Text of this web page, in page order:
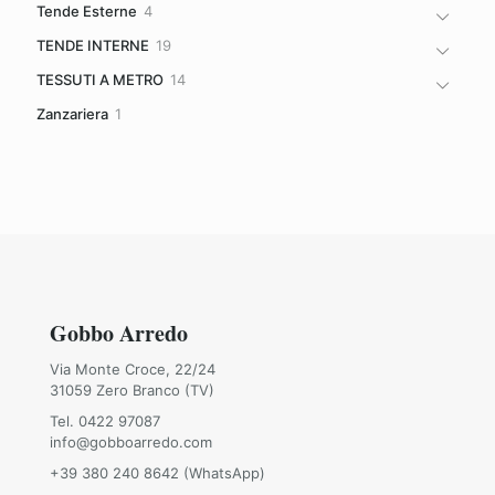
Tende Esterne 44
TENDE INTERNE 1919
TESSUTI A METRO 1414
Zanzariera 1
Gobbo Arredo
Via Monte Croce, 22/24
31059 Zero Branco (TV)
Tel. 0422 97087
info@gobboarredo.com
+39 380 240 8642 (WhatsApp)